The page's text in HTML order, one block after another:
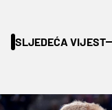
SLJEDEĆA VIJEST